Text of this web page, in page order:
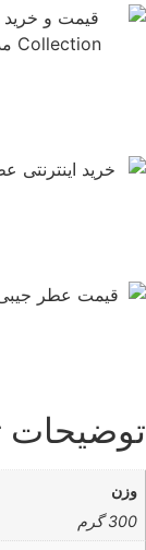
وزن
300 گرم